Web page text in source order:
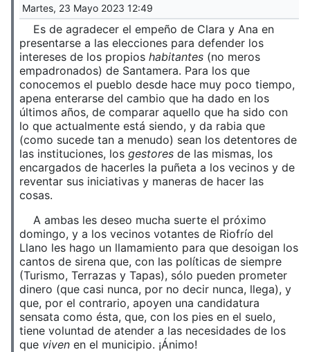
Martes, 23 Mayo 2023 12:49
Es de agradecer el empeño de Clara y Ana en
presentarse a las elecciones para defender los
intereses de los propios habitantes (no meros
empadronados) de Santamera. Para los que
conocemos el pueblo desde hace muy poco tiempo,
apena enterarse del cambio que ha dado en los
últimos años, de comparar aquello que ha sido con
lo que actualmente está siendo, y da rabia que
(como sucede tan a menudo) sean los detentores de
las instituciones, los gestores de las mismas, los
encargados de hacerles la puñeta a los vecinos y de
reventar sus iniciativas y maneras de hacer las
cosas.
A ambas les deseo mucha suerte el próximo
domingo, y a los vecinos votantes de Riofrío del
Llano les hago un llamamiento para que desoigan los
cantos de sirena que, con las políticas de siempre
(Turismo, Terrazas y Tapas), sólo pueden prometer
dinero (que casi nunca, por no decir nunca, llega), y
que, por el contrario, apoyen una candidatura
sensata como ésta, que, con los pies en el suelo,
tiene voluntad de atender a las necesidades de los
que viven en el municipio. ¡Ánimo!